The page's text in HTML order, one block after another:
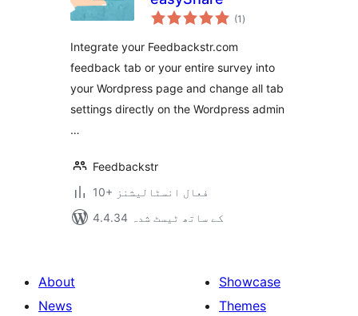
(1 مجموعی
درجہ
)
Integrate your Feedbackstr.com
feedback tab or your entire survey into
your Wordpress page and change all tab
settings directly on the Wordpress admin
…
Feedbackstr
10+ فعال انسٹالیشنز
4.4.34 کے ساتھ ٹیسٹ شدہ
About
News
Showcase
Themes